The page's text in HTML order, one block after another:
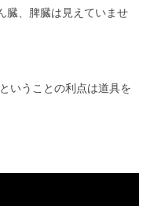
臓、脾臓は見えていませ
いうことの利点は道具を